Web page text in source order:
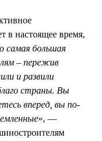
в настоящее время,
самая большая
– пережив
и развили
страны. Вы
вперед, вы по-
», —